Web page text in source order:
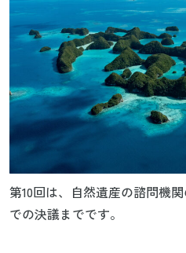
第10回は、自然遺産の諮問機
での決議までです。